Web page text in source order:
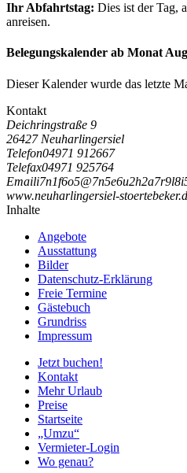
Ihr Abfahrtstag: Dies ist der Tag,
anreisen.
Belegungskalender ab Monat
Dieser Kalender wurde das letzte
Kontakt
Deichringstraße 9
26427 Neuharlingersiel
Telefon04971 912667
Telefax04971 925764
Emaili7n1f6o5@7n5e6u2h2a7r9l8i
www.neuharlingersiel-
Inhalte
Angebote
Ausstattung
Bilder
Datenschutz-Erklärung
Freie Termine
Gästebuch
Grundriss
Impressum
Jetzt buchen!
Kontakt
Mehr Urlaub
Preise
Startseite
„Umzu“
Vermieter-Login
Wo genau?